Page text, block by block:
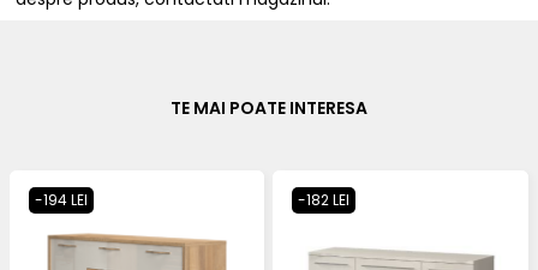
TE MAI POATE INTERESA
-194 LEI -182 LEI